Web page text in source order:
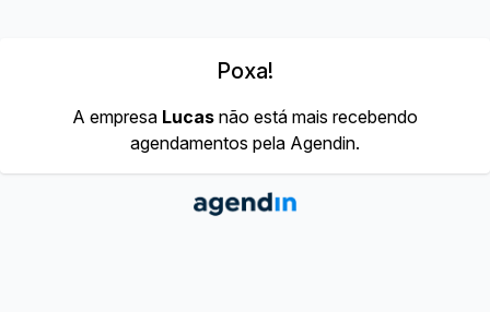
Poxa!
A empresa Lucas não está mais recebendo
agendamentos pela Agendin.